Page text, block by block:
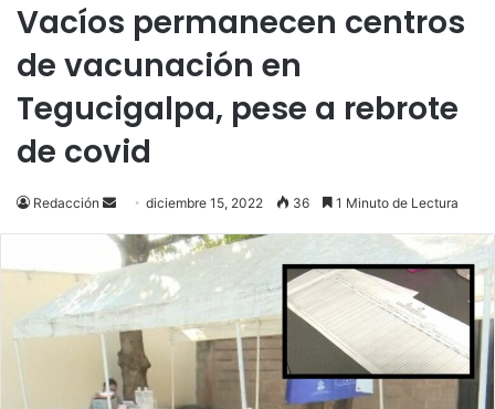
Vacíos permanecen centros
de vacunación en
Tegucigalpa, pese a rebrote
de covid
Redacción
Send
email
diciembre 15, 2022 36 1 Minuto de Lectura